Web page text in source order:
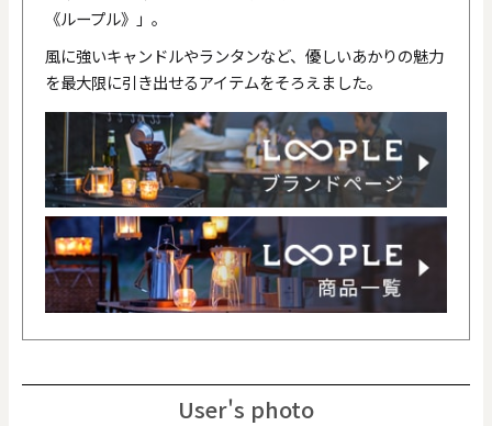
《ループル》」。
風に強いキャンドルやランタンなど、優しいあかりの魅力
を最大限に引き出せるアイテムをそろえました。
User's photo